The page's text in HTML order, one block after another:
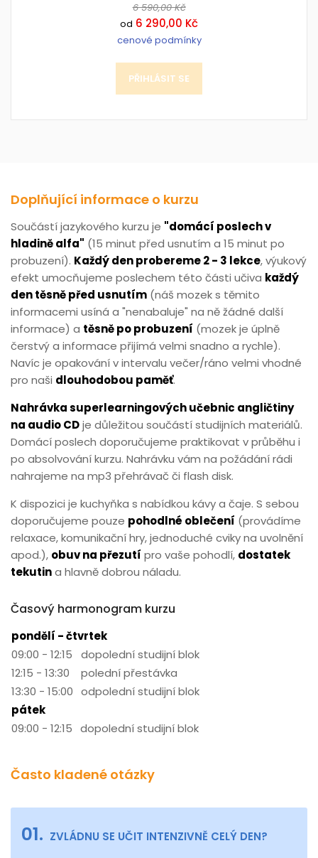
6 590,00 Kč
od 6 290,00 Kč
cenové podmínky
PŘIHLÁSIT SE
Doplňující informace o kurzu
Součástí jazykového kurzu je "domácí poslech v
hladině alfa" (15 minut před usnutím a 15 minut po
probuzení). Každý den probereme 2 - 3 lekce, výukový
efekt umocňujeme poslechem této části učiva každý
den těsně před usnutím (náš mozek s těmito
informacemi usíná a "nenabaluje" na ně žádné další
informace) a těsně po probuzení (mozek je úplně
čerstvý a informace přijímá velmi snadno a rychle).
Navíc je opakování v intervalu večer/ráno velmi vhodné
pro naši dlouhodobou paměť.
Nahrávka superlearningových učebnic angličtiny
na audio CDje důležitou součástí studijních materiálů.
Domácí poslech doporučujeme praktikovat v průběhu i
po absolvování kurzu. Nahrávku vám na požádání rádi
nahrajeme na mp3 přehrávač či flash disk.
K dispozici je kuchyňka s nabídkou kávy a čaje. S sebou
doporučujeme pouze pohodlné oblečení (provádíme
relaxace, komunikační hry, jednoduché cviky na uvolnění
apod.), obuv na přezutí pro vaše pohodlí, dostatek
tekutina hlavně dobrou náladu.
Časový harmonogram kurzu
pondělí - čtvrtek
09:00 - 12:15
dopolední studijní blok
12:15 - 13:30
polední přestávka
13:30 - 15:00 odpolední studijní blok
pátek
09:00 - 12:15 dopolední studijní blok
Často kladené otázky
01. ZVLÁDNU SE UČIT INTENZIVNĚ CELÝ DEN?